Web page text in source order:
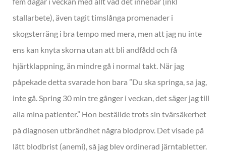
stallarbete), även tagit timslånga promenader i
skogsterräng i bra tempo med mera, men att jag nu inte
ens kan knyta skorna utan att bli andfådd och få
hjärtklappning, än mindre gå i normal takt. När jag
påpekade detta svarade hon bara ”Du ska springa, sa jag,
inte gå. Spring 30 min tre gånger i veckan, det säger jag till
alla mina patienter.” Hon beställde trots sin tvärsäkerhet
på diagnosen utbrändhet några blodprov. Det visade på
lätt blodbrist (anemi), så jag blev ordinerad järntabletter.